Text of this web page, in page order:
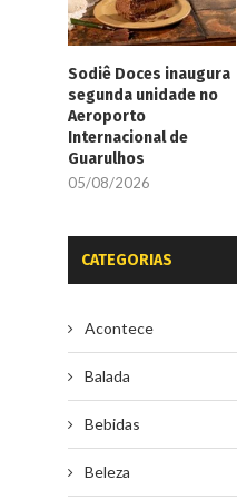
Sodiê Doces inaugura
segunda unidade no
Aeroporto
Internacional de
Guarulhos
05/08/2026
CATEGORIAS
Acontece
Balada
Bebidas
Beleza